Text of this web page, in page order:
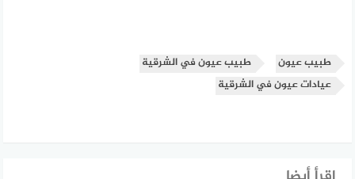
طبيب عيون
طبيب عيون في الشرقية
عيادات عيون في الشرقية